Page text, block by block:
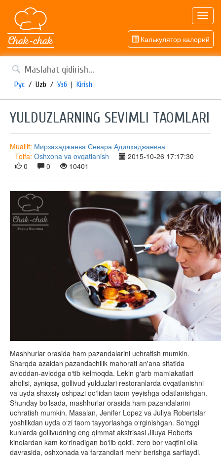
Калькулятор калорий
Рус / Uzb / Узб | Kirish
YULDUZLARNING SEVIMLI TAOMLARI
Muallif: Мирзахаджаева Севара Адилхаджаевна
Toifa: Oshxona va ovqatlanish
2015-10-26 17:17:30
0
0 10401
Mashhurlar orasida ham pazandalarini uchratish mumkin.
Sharqda azaldan pazandachilik mahorati an'ana sifatida
avloddan-avlodga o‘tib kelmoqda. Lekin g‘arb mamlakatlari
aholisi, ayniqsa, gollivud yulduzlari restoranlarda ovqatlanishni
va uyda shaxsiy oshpazi qo‘lidan taom yeyishga odatlanishgan.
Shunday bo‘lsada, mashhurlar orasida ham pazandalarini
uchratish mumkin. Masalan, Jenifer Lopez va Juliya Robertslar
yoshlikdan uyda o‘zi taom tayyorlashga o‘rginishgan. So‘nggi
kunlarda gollivudning eng qimmat akstrisasi Jiluya Roberts
kinolardan kam ko‘rinadigan bo‘lib qoldi, zero bor vaqtini oila
davrasida, oshxonada va farzandlari mehr berishga sarflaydi.